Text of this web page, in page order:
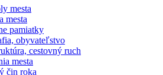
mesta
mesta
pamiatky
obyvateľstvo
cestovný ruch
mesta
čin roka